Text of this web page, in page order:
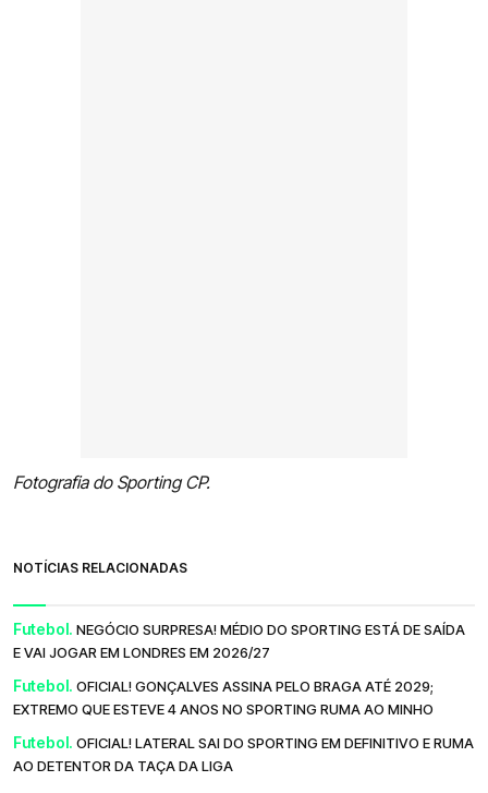
Fotografia do Sporting CP.
NOTÍCIAS RELACIONADAS
Futebol. NEGÓCIO SURPRESA! MÉDIO DO SPORTING ESTÁ DE SAÍDA
E VAI JOGAR EM LONDRES EM 2026/27
Futebol. OFICIAL! GONÇALVES ASSINA PELO BRAGA ATÉ 2029;
EXTREMO QUE ESTEVE 4 ANOS NO SPORTING RUMA AO MINHO
Futebol. OFICIAL! LATERAL SAI DO SPORTING EM DEFINITIVO E RUMA
AO DETENTOR DA TAÇA DA LIGA